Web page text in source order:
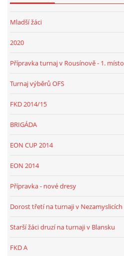
DOTACE
Mladší žáci
2020
Přípravka turnaj v Rousínově - 1. místo
Turnaj výběrů OFS
FKD 2014/15
BRIGÁDA
EON CUP 2014
EON 2014
Přípravka - nové dresy
Dorost třetí na turnaji v Nezamyslicích
Starší žáci druzí na turnaji v Blansku
FKD A